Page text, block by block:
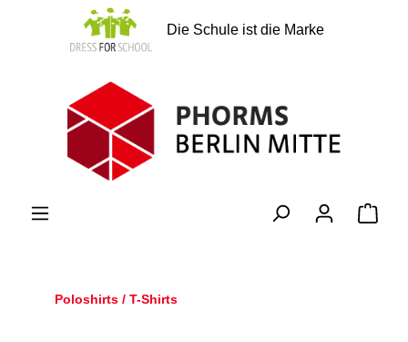
springen
Die Schule ist die Marke
Poloshirts / T-Shirts